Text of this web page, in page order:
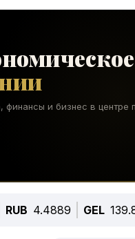
RUB 4.4889 GEL